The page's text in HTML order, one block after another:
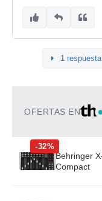
1
OFERTAS EN
-32%
Behringer
Compact